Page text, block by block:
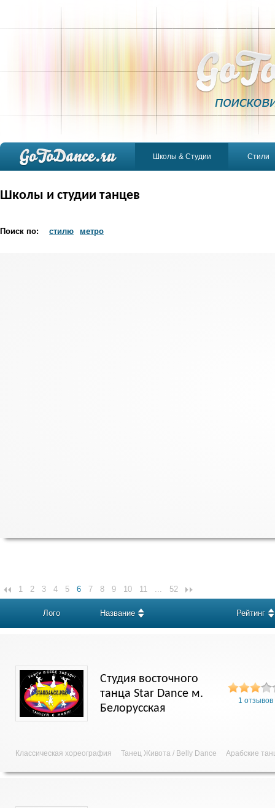
Школы & Студии Стили
Школы и студии танцев
Поиск по: стилю метро
1 2 3 4 5 6 7 8 9 10 11 ... 52
Лого Название Рейтинг
Студия восточного
танца Star Dance м.
Белорусская
1 отзывов
Классическая хореография Танец Живота / Belly Dance Арабские